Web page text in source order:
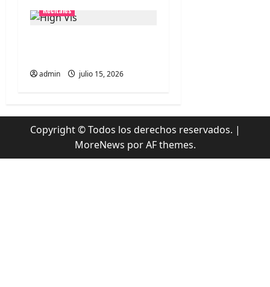
Recitales
admin julio 15, 2026
Copyright © Todos los derechos reservados. |
MoreNews por AF themes.